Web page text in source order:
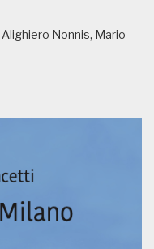
Nonnis, Mario